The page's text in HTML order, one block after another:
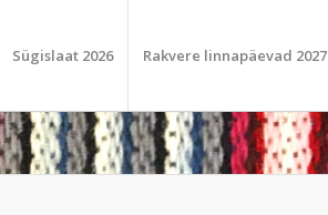
Sügislaat 2026 Rakvere linnapäevad 2027